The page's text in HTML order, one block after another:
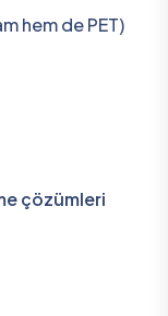
hem de PET)
çözümleri